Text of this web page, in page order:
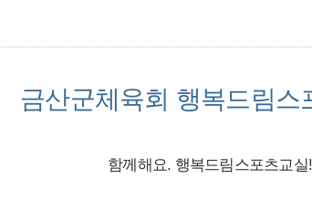
금산군체육회 행복드림스
함께해요. 행복드림스포츠교실!